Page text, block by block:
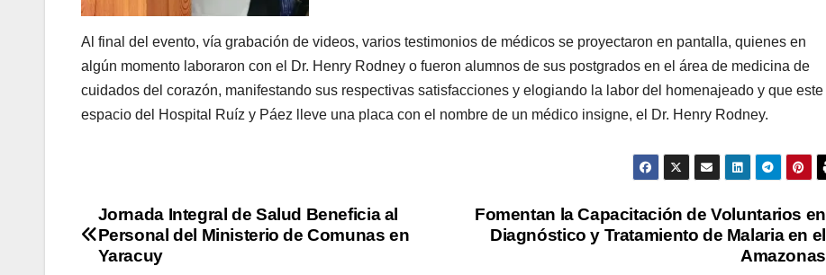
Al final del evento, vía grabación de videos, varios testimonios de médicos se proyectaron en pantalla, quienes en
algún momento laboraron con el Dr. Henry Rodney o fueron alumnos de sus postgrados en el área de medicina de
cuidados del corazón, manifestando sus respectivas satisfacciones y elogiando la labor del homenajeado y que este
espacio del Hospital Ruíz y Páez lleve una placa con el nombre de un médico insigne, el Dr. Henry Rodney.
Fomentan la Capacitación de Voluntarios en
Diagnóstico y Tratamiento de Malaria en el
Amazonas
Jornada Integral de Salud Beneficia al
Personal del Ministerio de Comunas en
Yaracuy